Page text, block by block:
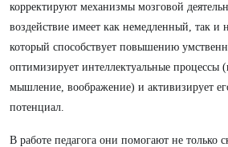
корректируют механизмы мозговой
воздействие имеет как немедленный, так и
который способствует повышению
оптимизирует интеллектуальные процессы
мышление, воображение) и активизирует
потенциал.
В работе педагога они помогают не только